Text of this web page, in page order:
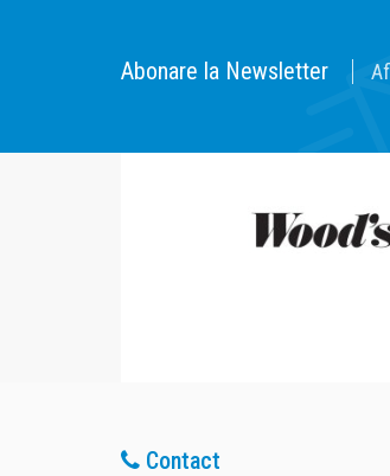
Abonare la Newsletter
Contact